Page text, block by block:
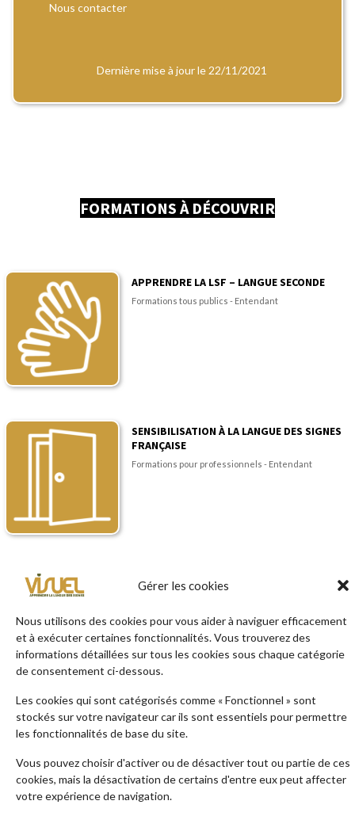
Gérer les cookies
Nous utilisons des cookies pour vous aider à naviguer efficacement
et à exécuter certaines fonctionnalités. Vous trouverez des
informations détaillées sur tous les cookies sous chaque catégorie
de consentement ci-dessous.
Les cookies qui sont catégorisés comme « Fonctionnel » sont
stockés sur votre navigateur car ils sont essentiels pour permettre
les fonctionnalités de base du site.
Vous pouvez choisir d'activer ou de désactiver tout ou partie de ces
cookies, mais la désactivation de certains d'entre eux peut affecter
votre expérience de navigation.
Nous contacter
Dernière mise à jour le 22/11/2021
FORMATIONS À DÉCOUVRIR
APPRENDRE LA LSF – LANGUE SECONDE
Formations tous publics - Entendant
SENSIBILISATION À LA LANGUE DES SIGNES
FRANÇAISE
Formations pour professionnels - Entendant
APPRENDRE LA LANGUE DES SIGNES
FRANÇAISE – LANGUE SECONDE « SUR
Formations pour professionnels - Entendant